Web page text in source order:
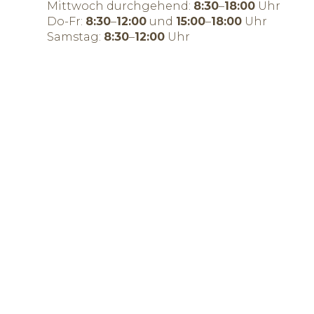
Mittwoch durchgehend: 8:30–18:00 Uhr
Do-Fr: 8:30–12:00 und 15:00–18:00 Uhr
Samstag: 8:30–12:00 Uhr